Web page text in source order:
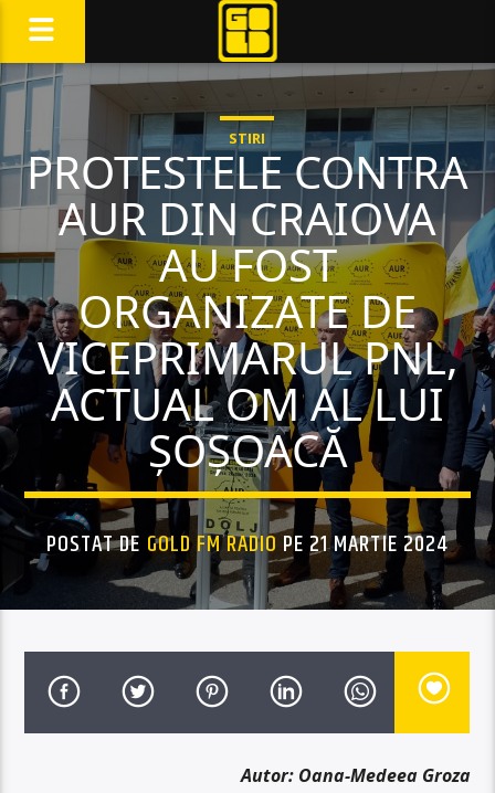
STIRI
PROTESTELE CONTRA
AUR DIN CRAIOVA
AU FOST
ORGANIZATE DE
VICEPRIMARUL PNL,
ACTUAL OM AL LUI
ȘOȘOACĂ
POSTAT DE GOLD FM RADIOPE 21 MARTIE 2024
Autor: Oana-Medeea Groza